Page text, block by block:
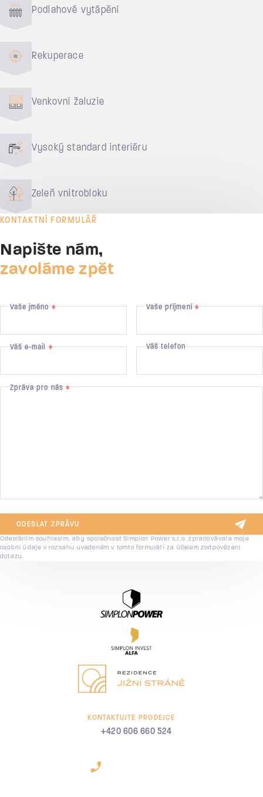
Podlahové vytápění
Rekuperace
Venkovní žaluzie
Vysoký standard interiéru
Zeleň vnitrobloku
KONTAKTNÍ FORMULÁŘ
Napište nám,
zavoláme zpět
Vaše jméno* Vaše příjmení*
Váš e-mail* Váš telefon
Zpráva pro nás*
ODESLAT ZPRÁVU
Odesláním souhlasím, aby společnost Simplon Power s.r.o. zpracovávala moje
osobní údaje v rozsahu uvedeném v tomto formuláři za účelem zodpovězení
dotazu.
KONTAKTUJTE PRODEJCE
+420 606 660 524